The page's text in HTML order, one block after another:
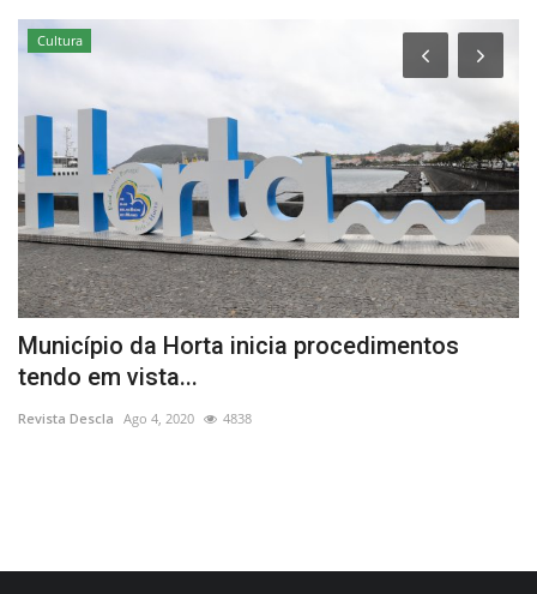
Cultura
Município da Horta inicia procedimentos
tendo em vista...
Revista Descla Ago 4, 2020 4838